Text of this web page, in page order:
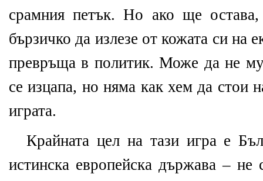
срамния петък. Но ако ще
бързичко да излезе от кожата си на
превръща в политик. Може да не
се изцапа, но няма как хем да стои
играта.
Крайната цел на тази игра е
истинска европейска държава – не